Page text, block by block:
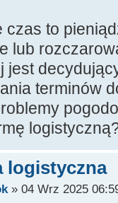
czas to
lub
jest
terminów
logistyczna
» 04 Wrz 2025